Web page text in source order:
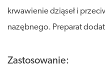
krwawienie dziąseł i
nazębnego. Preparat
Zastosowanie: